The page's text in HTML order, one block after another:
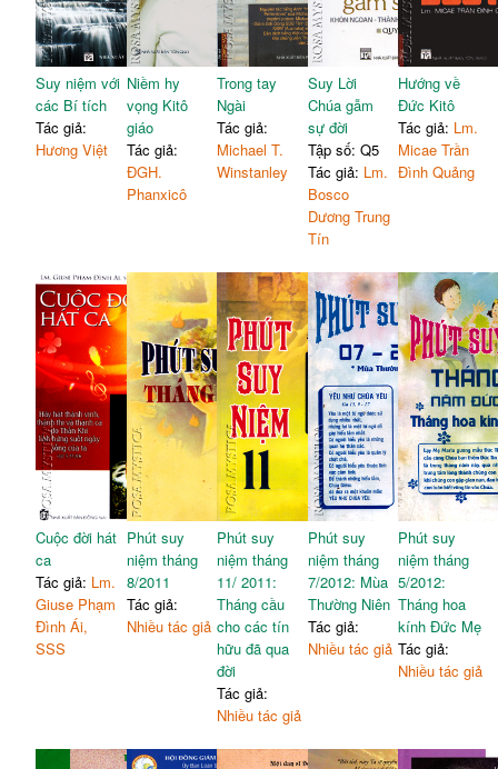
Suy niệm với
các Bí tích
Tác giả:
Hương Việt
Niềm hy
vọng Kitô
giáo
Tác giả:
ĐGH.
Phanxicô
Trong tay
Ngài
Tác giả:
Michael T.
Winstanley
Suy Lời
Chúa gẫm
sự đời
Tập số: Q5
Tác giả: Lm.
Bosco
Dương Trung
Tín
Hướng về
Đức Kitô
Tác giả: Lm.
Micae Trần
Đình Quảng
Cuộc đời hát
ca
Tác giả: Lm.
Giuse Phạm
Đình Ái,
SSS
Phút suy
niệm tháng
8/2011
Tác giả:
Nhiều tác giả
Phút suy
niệm tháng
11/ 2011:
Tháng cầu
cho các tín
hữu đã qua
đời
Tác giả:
Nhiều tác giả
Phút suy
niệm tháng
7/2012: Mùa
Thường Niên
Tác giả:
Nhiều tác giả
Phút suy
niệm tháng
5/2012:
Tháng hoa
kính Đức Mẹ
Tác giả:
Nhiều tác giả